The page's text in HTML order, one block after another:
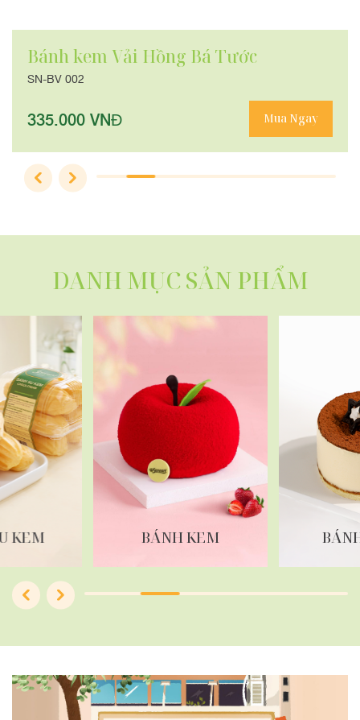
Bánh kem Vải Hồng Bá Tước
SN-BV 002
335.000 VNĐ Mua Ngay
DANH MỤC SẢN PHẨM
KEM BÁNH KEM